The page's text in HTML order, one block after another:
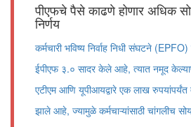
पीएफचे पैसे काढणे होणार अधिक
निर्णय
कर्मचारी भविष्य निर्वाह निधी संघटने
ईपीएफ ३.० सादर केले आहे, त्यात नमूद
एटीएम आणि यूपीआयद्वारे एक लाख
झाले आहे, ज्यामुळे कर्मचाऱ्यांसाठी चांगलीच